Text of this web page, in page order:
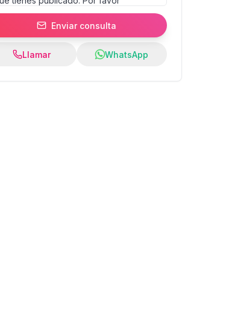
Enviar consulta
Llamar WhatsApp